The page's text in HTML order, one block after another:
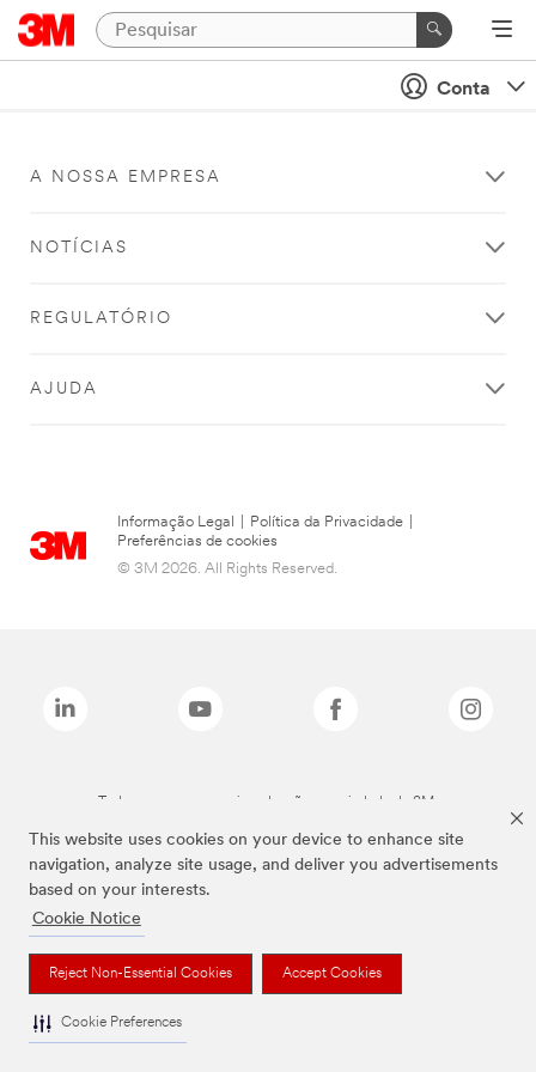
This website uses cookies on your device to enhance site
navigation, analyze site usage, and deliver you advertisements
based on your interests.
Cookie Notice
Reject Non-Essential Cookies Accept Cookies
Cookie Preferences
Conta
A NOSSA EMPRESA
NOTÍCIAS
REGULATÓRIO
AJUDA
Informação Legal Política da Privacidade
Preferências de cookies
© 3M 2026. All Rights Reserved.
Todas as marcas mencionadas são propriedade da 3M.